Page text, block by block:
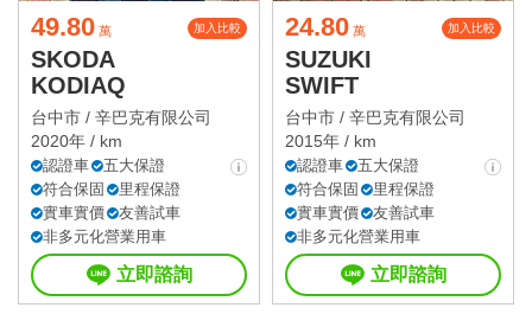
49.80 萬 加入比較
SKODA
KODIAQ
台中市 / 辛巴克有限公司
2020年 / km
認證車
五大保證
符合保固
里程保證
實車實價
友善試車
非多元化營業用車
立即諮詢
24.80 萬 加入比較
SUZUKI
SWIFT
台中市 / 辛巴克有限公司
2015年 / km
認證車
五大保證
符合保固
里程保證
實車實價
友善試車
非多元化營業用車
立即諮詢